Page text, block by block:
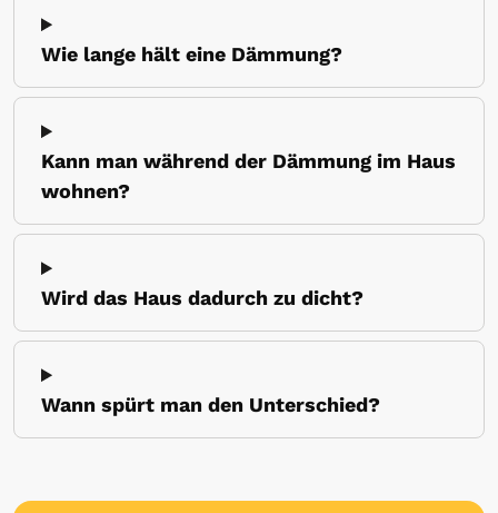
Wie lange hält eine Dämmung?
Kann man während der Dämmung im Haus
wohnen?
Wird das Haus dadurch zu dicht?
Wann spürt man den Unterschied?